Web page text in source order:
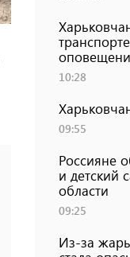
10:28
09:55
Россияне
и детский
области
09:25
Из-за